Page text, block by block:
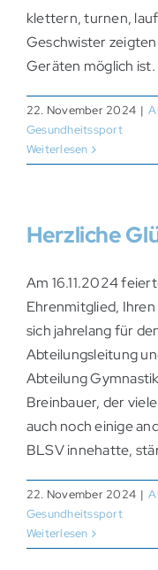
klettern, turnen,
Geschwister zeigten
Geräten möglich
22. November 2024 |
Gesundheitssport
Weiterlesen
Herzliche
Am 16.11.2024
Ehrenmitglied,
sich jahrelang für
Abteilungsleitung
Abteilung
Breinbauer, der
auch noch einige
BLSV innehatte,
22. November 2024 |
Gesundheitssport
Weiterlesen